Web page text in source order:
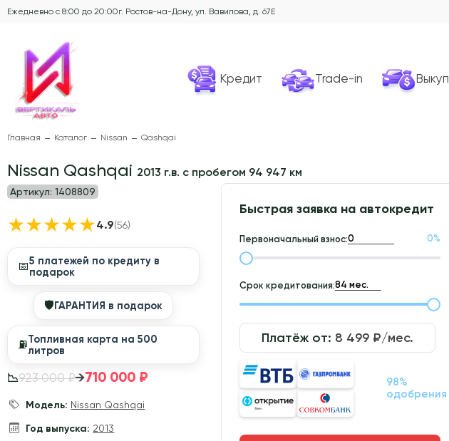
Ежедневно с 8:00 до 20:00г. Ростов-на-Дону, ул. Вавилова, д. 67Е
Кредит Trade-in Выкуп
Главная Каталог Nissan Qashqai
Nissan Qashqai 2013 г.в. с пробегом 94 947 км
Артикул: 1408809
★★★★★4.9(56)
📅5 платежей по кредиту в
подарок
🛡ГАРАНТИЯ в подарок
⛽️Топливная карта на 500
литров
📉923 000 ₽→710 000 ₽
Модель: Nissan Qashqai
Год выпуска: 2013
Быстрая заявка на автокредит
Первоначальный взнос: 0%
Срок кредитования:
Платёж от: 8 499 ₽/мес.
98%
одобрения